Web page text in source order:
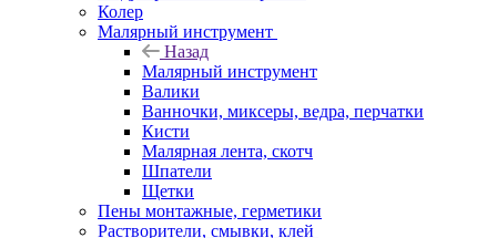
Колер
Малярный инструмент
Назад
Малярный инструмент
Валики
Ванночки, миксеры, ведра, перчатки
Кисти
Малярная лента, скотч
Шпатели
Щетки
Пены монтажные, герметики
Растворители, смывки, клей